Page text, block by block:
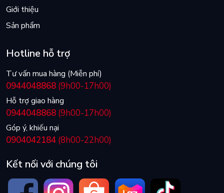
Giới thiệu
Sản phẩm
Hotline hỗ trợ
Tư vấn mua hàng (Miễn phí)
0944048868 (9h00-17h00)
Hỗ trợ giao hàng
0944048868 (9h00-17h00)
Góp ý, khiếu nại
0904042184 (8h00-22h00)
Kết nối với chúng tôi